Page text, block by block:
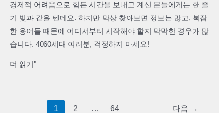
을
까
요?
2024
경제적 어려움으로 힘든 시간을 보내고 계신 분들에게는 한 줄
기 빛과 같을 텐데요. 하지만 막상 찾아보면 정보는 많고, 복잡
한 용어들 때문에 어디서부터 시작해야 할지 막막한 경우가 많
습니다. 4060세대 여러분, 걱정하지 마세요!
피
더 읽기"
1 2 … 64 다음 →